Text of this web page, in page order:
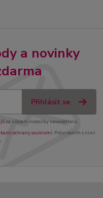
a novinky
Přihlásit se
za účelem rozesílky newsletteru.
ochrany soukromí. Potvrzením s nimi